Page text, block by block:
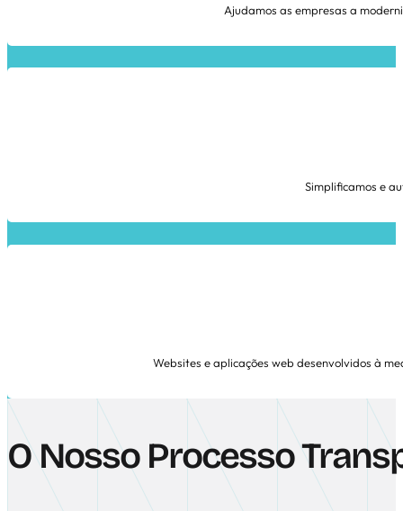
Ajudamos as empresas a
Simplificamos e
Websites e aplicações web desenvolvidos à
O Nosso Processo